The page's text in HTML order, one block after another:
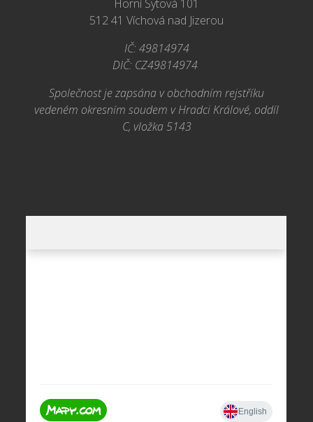
Horní Sytová 101
512 41 Víchová nad Jizerou
IČ: 49814974
DIČ: CZ49814974
Společnost je zapsána v obchodním rejstříku
vedeném okresním soudem v Hradci Králové, oddíl
C, vložka 5143